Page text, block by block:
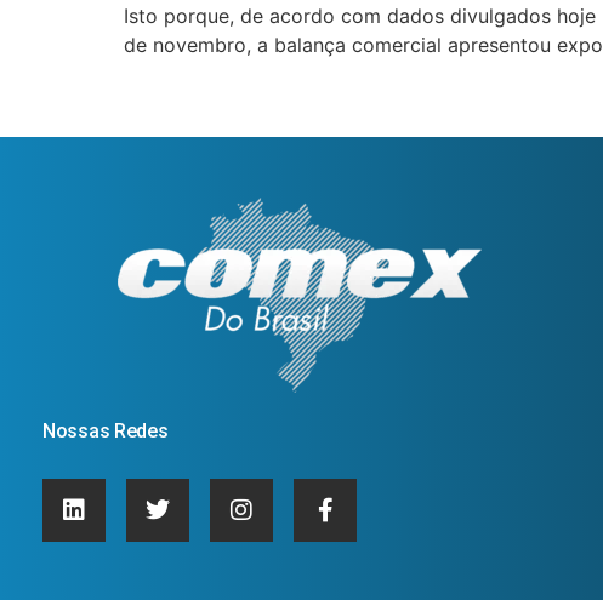
Isto porque, de acordo com dados divulgados
de novembro, a balança comercial apresentou
Nossas Redes